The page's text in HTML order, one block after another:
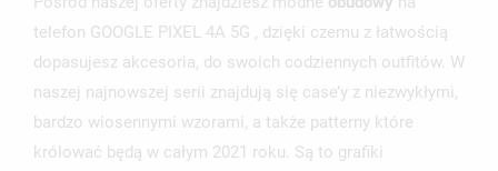
telefon GOOGLE PIXEL 4A 5G , dzięki czemu z łatwością
dopasujesz akcesoria, do swoich codziennych outfitów. W
naszej najnowszej serii znajdują się case’y z niezwykłymi,
bardzo wiosennymi wzorami, a także patterny które
królować będą w całym 2021 roku. Są to grafiki
MOJE LISTY ŻYCZEŃ
add_circle_outlineUTWÓRZ NOWĄ LISTĘ
UTWÓRZ LISTĘ ŻYCZEŃ
MUSISZ BYĆ ZALOGOWANY BY ZAPISAĆ PRODUKTY NA
ANULUJ ZALOGUJ SIĘ